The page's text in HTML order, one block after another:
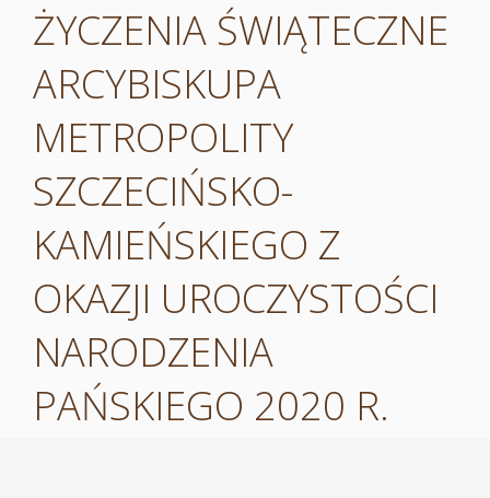
ŻYCZENIA ŚWIĄTECZNE
ARCYBISKUPA
METROPOLITY
SZCZECIŃSKO-
KAMIEŃSKIEGO Z
OKAZJI UROCZYSTOŚCI
NARODZENIA
PAŃSKIEGO 2020 R.